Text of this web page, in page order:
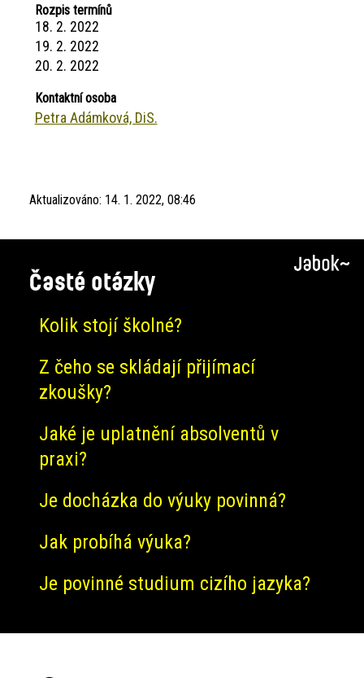
Rozpis termínů
18. 2. 2022
19. 2. 2022
20. 2. 2022
Kontaktní osoba
Petra Adámková, DiS.
Aktualizováno: 14. 1. 2022, 08:46
Časté otázky
Kolik stojí školné?
Z čeho se skládají přijímací
zkoušky?
Jaké je uplatnění absolventů v
praxi?
Je docházka do výuky povinná?
Jak probíhá výuka?
Je povinné studium cizího jazyka?